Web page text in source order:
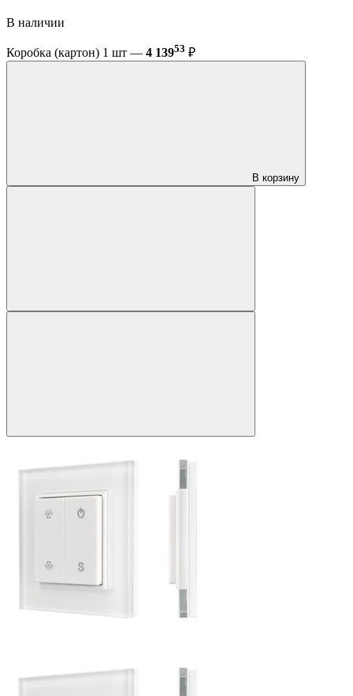
В наличии
Коробка (картон) 1 шт — 4 13953 ₽
В корзину